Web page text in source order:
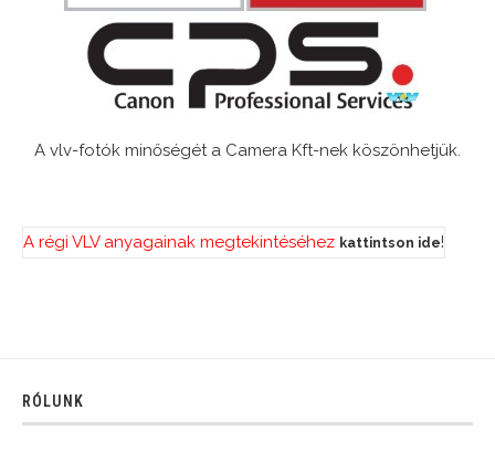
A vlv-fotók minőségét a Camera Kft-nek köszönhetjük.
A régi VLV anyagainak megtekintéséhez kattintson ide!
RÓLUNK